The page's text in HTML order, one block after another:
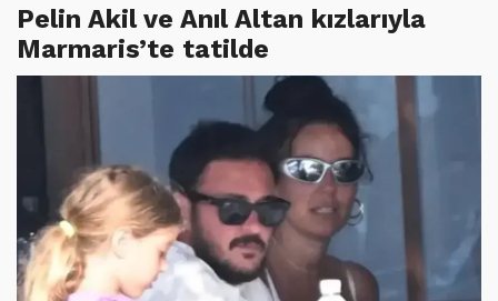
Pelin Akil ve Anıl Altan kızlarıyla
Marmaris’te tatilde